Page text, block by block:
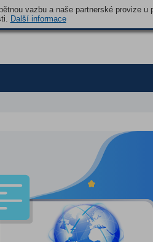
vazbu a naše partnerské provize
Další informace